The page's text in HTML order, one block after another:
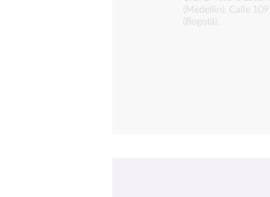
(Medellín). Calle
(Bogotá).